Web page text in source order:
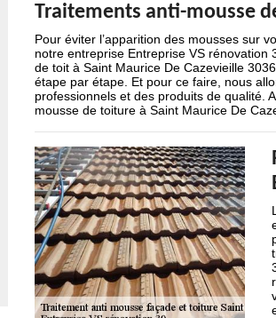
Traitements anti-mousse
Pour éviter l’apparition des mousses sur
notre entreprise Entreprise VS
de toit à Saint Maurice De Cazevieille
étape par étape. Et pour ce faire, nous
professionnels et des produits de qualité.
mousse de toiture à Saint Maurice De